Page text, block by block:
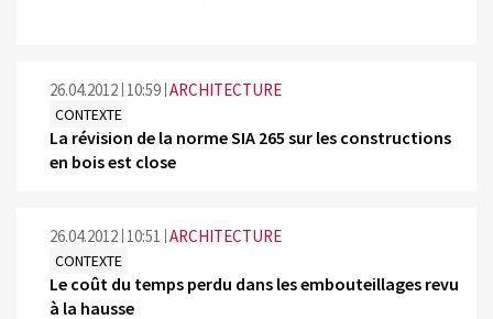
26.04.2012 10:59 ARCHITECTURE
CONTEXTE
La révision de la norme SIA 265 sur les constructions
en bois est close
26.04.2012 10:51 ARCHITECTURE
CONTEXTE
Le coût du temps perdu dans les embouteillages revu
à la hausse